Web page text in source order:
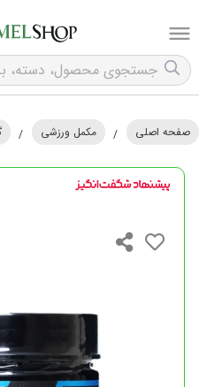
صفحه اصلی / مکمل ورزشی /